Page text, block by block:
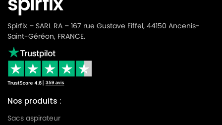
Spirfix – SARL RA – 167 rue Gustave Eiffel, 44150 Ancenis-
Saint-Géréon, FRANCE.
Nos produits :
Sacs aspirateur